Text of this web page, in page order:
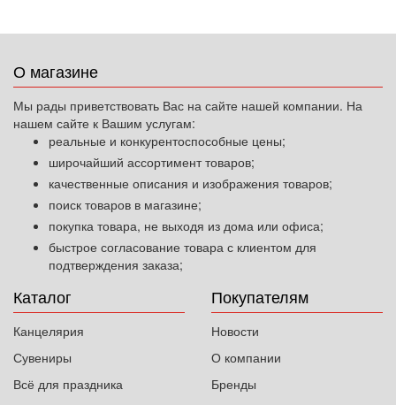
О магазине
Мы рады приветствовать Вас на сайте нашей компании. На
нашем сайте к Вашим услугам:
реальные и конкурентоспособные цены;
широчайший ассортимент товаров;
качественные описания и изображения товаров;
поиск товаров в магазине;
покупка товара, не выходя из дома или офиса;
быстрое согласование товара с клиентом для
подтверждения заказа;
Каталог
Канцелярия
Сувениры
Всё для праздника
Покупателям
Новости
О компании
Бренды